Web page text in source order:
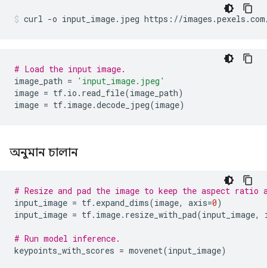
curl -o input_image. jpeg https ://images .pexels .com
# Load the input image.
image_path =
'input_image.jpeg'
image = tf. io . read_file(image_path)
image = tf. image.decode_jpeg(image)
অনুমান চালান
# Resize and pad the image to keep the aspect
input_image = tf. expand_dims(image, axis=0)
input_image = tf. image. resize_with_pad(input_image,
# Run model inference.
keypoints_with_scores = movenet(input_image)